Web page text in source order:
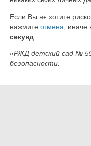
Если Вы не хотите
нажмите отмена ,
секунд
«РЖД детский сад №
безопасности.